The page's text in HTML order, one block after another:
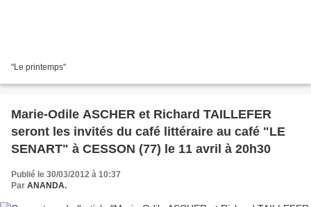
"Le printemps"
Marie-Odile ASCHER et Richard TAILLEFER
seront les invités du café littéraire au café "LE
SENART" à CESSON (77) le 11 avril à 20h30
Publié le 30/03/2012 à 10:37
Par ANANDA.